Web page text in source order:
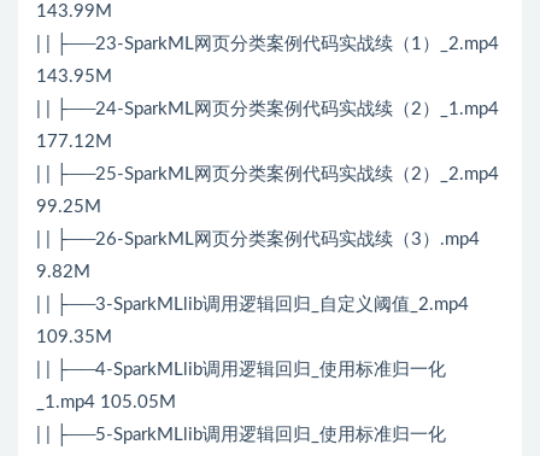
143.99M
| | ├──23-SparkML网页分类案例代码实战续（1）_2.mp4
143.95M
| | ├──24-SparkML网页分类案例代码实战续（2）_1.mp4
177.12M
| | ├──25-SparkML网页分类案例代码实战续（2）_2.mp4
99.25M
| | ├──26-SparkML网页分类案例代码实战续（3）.mp4
9.82M
| | ├──3-SparkMLlib调用逻辑回归_自定义阈值_2.mp4
109.35M
| | ├──4-SparkMLlib调用逻辑回归_使用标准归一化
_1.mp4 105.05M
| | ├──5-SparkMLlib调用逻辑回归_使用标准归一化